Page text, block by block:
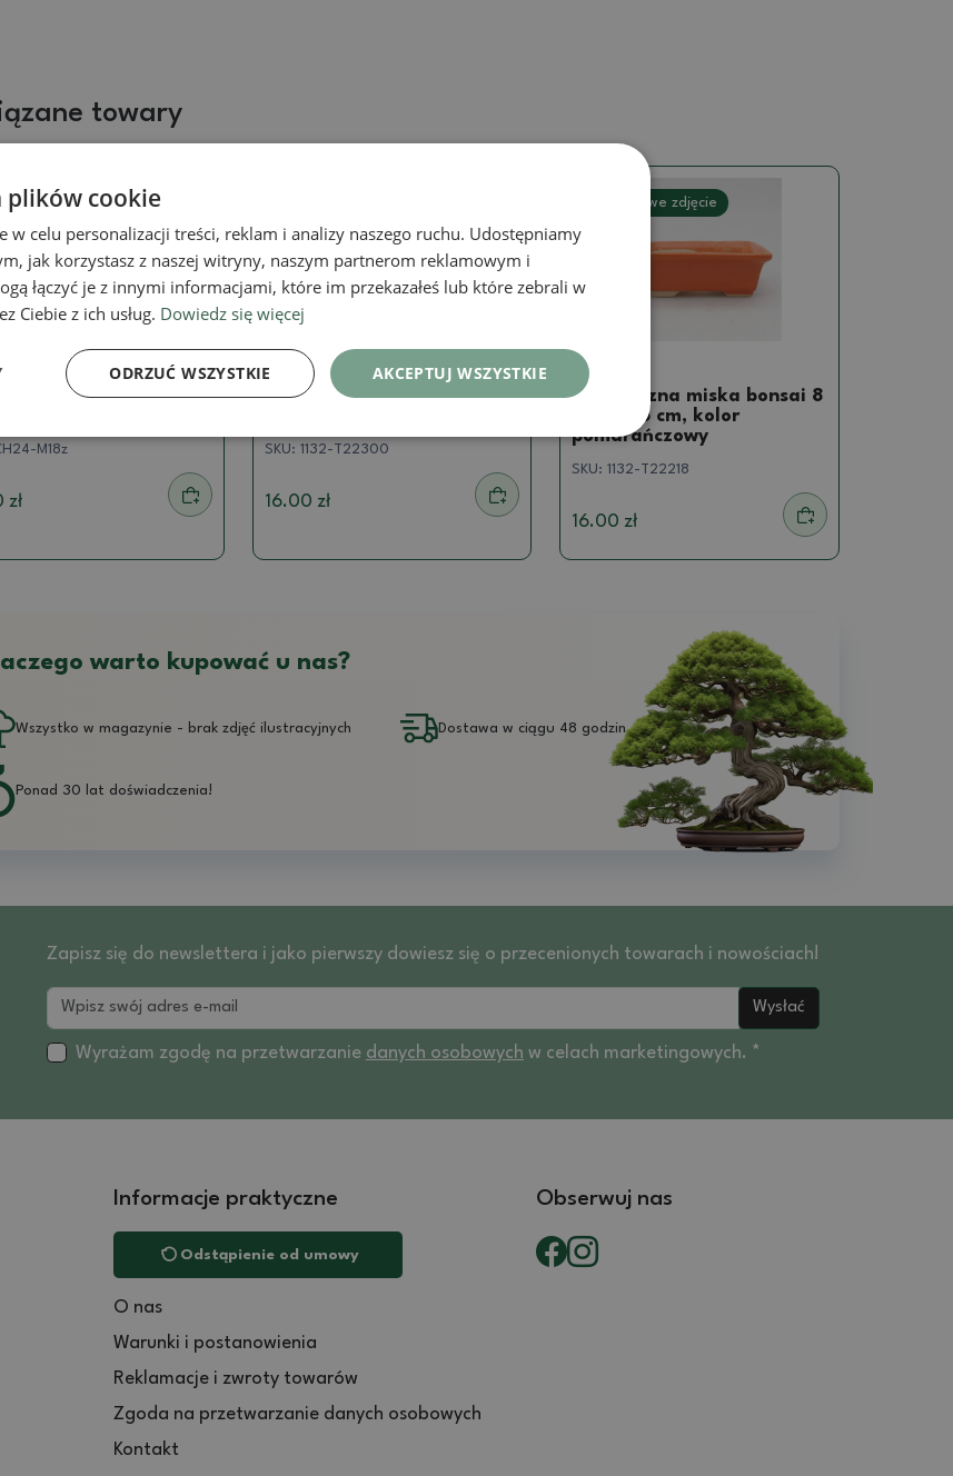
towary
zdjęcie
miska bonsai 4
M18z
zł
Mini miski
Ceramiczna miska bonsai 5
SKU: 1132-T22300
16.00 zł
Prawdziwe zdjęcie
Mini miski
Ceramiczna miska bonsai 8
x 6 x 2,5 cm, kolor
pomarańczowy
SKU:1132-T22218
16.00 zł
warto kupować u nas?
Wszystko w magazynie - brak zdjęć ilustracyjnych Dostawa w ciągu 48 godzin
Ponad 30 lat doświadczenia!
Zapisz się do newslettera i jako pierwszy dowiesz się o przecenionych towarach i nowościach!
Wysłać
Wyrażam zgodę na przetwarzanie danych osobowych w celach marketingowych. *
Informacje praktyczne
Odstąpienie od umowy
O nas
Warunki i postanowienia
Reklamacje i zwroty towarów
Zgoda na przetwarzanie danych osobowych
Kontakt
Obserwuj nas
plików cookie
w celu personalizacji treści, reklam i analizy naszego ruchu. Udostępniamy
jak korzystasz z naszej witryny, naszym partnerom reklamowym i
łączyć je z innymi informacjami, które im przekazałeś lub które zebrali w
Ciebie z ich usług. Dowiedz się więcej
AKCEPTUJ WSZYSTKIE
ODRZUĆ WSZYSTKIE